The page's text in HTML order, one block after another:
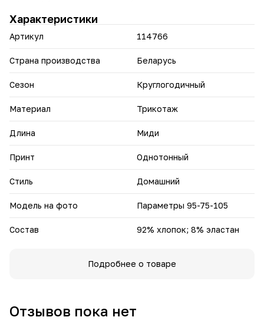
Характеристики
Артикул 114766
Страна производства Беларусь
Сезон Круглогодичный
Материал Трикотаж
Длина Миди
Принт Однотонный
Стиль Домашний
Модель на фото Параметры 95-75-105
Состав 92% хлопок; 8% эластан
Подробнее о товаре
Отзывов пока нет